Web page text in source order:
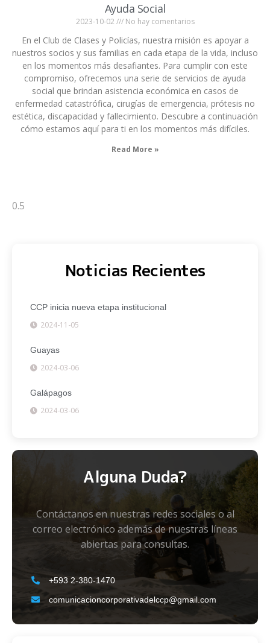
Ayuda Social
2023-10-02 No hay comentarios
En el Club de Clases y Policías, nuestra misión es apoyar a
nuestros socios y sus familias en cada etapa de la vida, incluso
en los momentos más desafiantes. Para cumplir con este
compromiso, ofrecemos una serie de servicios de ayuda
social que brindan asistencia económica en casos de
enfermedad catastrófica, cirugías de emergencia, prótesis no
estética, discapacidad y fallecimiento. Descubre a continuación
cómo estamos aquí para ti en los momentos más difíciles.
Read More »
Noticias Recientes
CCP inicia nueva etapa institucional
2024-11-05
Guayas
2024-03-06
Galápagos
2024-03-06
Alguna Duda?
Contáctanos en nuestras redes sociales o al
correo electrónico además de nuestras líneas
abiertas para consultas.
+593 2-380-1470
comunicacioncorporativadelccp@gmail.com